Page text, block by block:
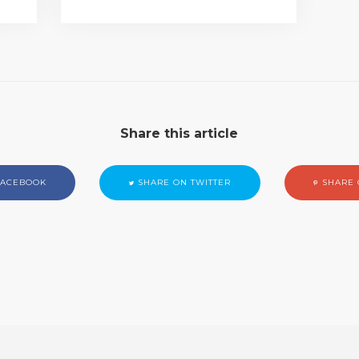
Share this article
SHARE ON TWITTER SHARE